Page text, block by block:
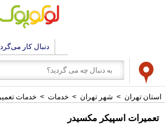
دنبال کار
استان تهران > شهر تهران > خدمات > خدمات
تعمیرات اسپیکر مکسیدر